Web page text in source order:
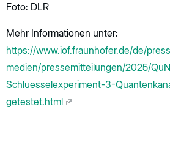
Foto: DLR
Mehr Informationen unter:
https://www.iof.fraunhofer.de/de/
medien/pressemitteilungen/2025/
Schluesselexperiment-3-
getestet.html